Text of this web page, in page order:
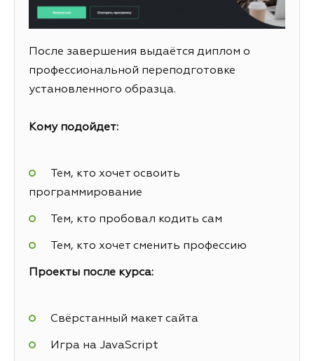
После завершения выдаётся диплом о
профессиональной переподготовке
установленного образца.
Кому подойдет:
Тем, кто хочет освоить
программирование
Тем, кто пробовал кодить сам
Тем, кто хочет сменить профессию
Проекты после курса:
Свёрстанный макет сайта
Игра на JavaScript